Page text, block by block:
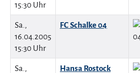
15:30 Uhr
Sa.,
16.04.2005
15:30 Uhr
FC Schalke 04
Sa.,
Hansa Rostock